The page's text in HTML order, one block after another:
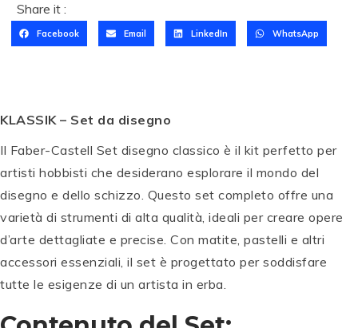
Share it :
Facebook Email LinkedIn WhatsApp
KLASSIK – Set da disegno
Il Faber-Castell Set disegno classico è il kit perfetto per
artisti hobbisti che desiderano esplorare il mondo del
disegno e dello schizzo. Questo set completo offre una
varietà di strumenti di alta qualità, ideali per creare opere
d’arte dettagliate e precise. Con matite, pastelli e altri
accessori essenziali, il set è progettato per soddisfare
tutte le esigenze di un artista in erba.